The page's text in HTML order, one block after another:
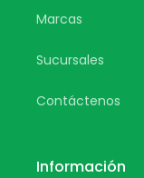
Marcas
Sucursales
Contáctenos
Información